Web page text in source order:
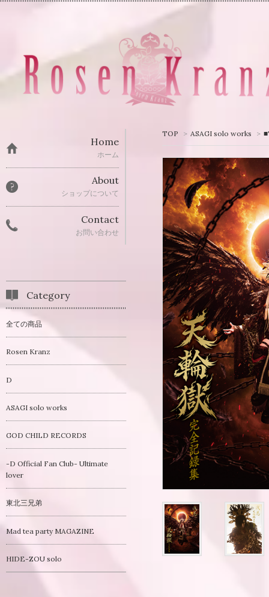
TOP > ASAGI solo works >
Home
ホーム
About
ショップについて
Contact
お問い合わせ
Category
全ての商品
Rosen Kranz
D
ASAGI solo works
GOD CHILD RECORDS
-D Official Fan Club- Ultimate
lover
東北三兄弟
Mad tea party MAGAZINE
HIDE-ZOU solo